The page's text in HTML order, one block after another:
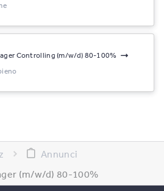
Controlling (m/w/d) 80-100%
Annunci
(m/w/d) 80-100%